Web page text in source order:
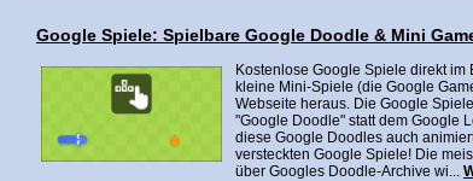
Google Spiele: Spielbare Google Doodle & Mini
Kostenlose Google Spiele direkt
kleine Mini-Spiele (die Google
Webseite heraus. Die Google
"Google Doodle" statt dem Google
diese Google Doodles auch
versteckten Google Spiele! Die
über Googles Doodle-Archive wi...